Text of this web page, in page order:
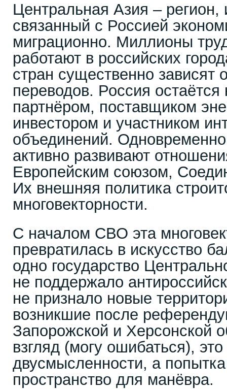
Центральная Азия – регион,
связанный с Россией
миграционно. Миллионы
работают в российских
стран существенно зависят
переводов. Россия
партнёром, поставщиком
инвестором и участником
объединений.
активно развивают
Европейским союзом,
Их внешняя политика
многовекторности.
С началом СВО эта
превратилась в искусство
одно государство
не поддержало
не признало новые
возникшие после
Запорожской и Херсонской
взгляд (могу ошибаться),
двусмысленности, а
пространство для манёвра.